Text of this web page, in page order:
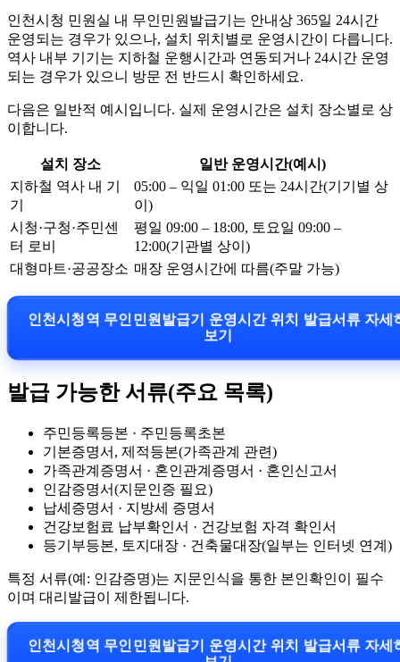
인천시청 민원실 내 무인민원발급기는 안내상 365일 24시간
운영되는 경우가 있으나, 설치 위치별로 운영시간이 다릅니다.
역사 내부 기기는 지하철 운행시간과 연동되거나 24시간 운영
되는 경우가 있으니 방문 전 반드시 확인하세요.
다음은 일반적 예시입니다. 실제 운영시간은 설치 장소별로 상
이합니다.
설치 장소
일반 운영시간(예시)
지하철 역사 내 기
기
05:00 – 익일 01:00 또는 24시간(기기별 상
이)
시청·구청·주민센
터 로비
평일 09:00 – 18:00, 토요일 09:00 –
12:00(기관별 상이)
대형마트·공공장소 매장 운영시간에 따름(주말 가능)
인천시청역 무인민원발급기 운영시간 위치 발급서류 자
보기
발급 가능한 서류(주요 목록)
주민등록등본 · 주민등록초본
기본증명서, 제적등본(가족관계 관련)
가족관계증명서 · 혼인관계증명서 · 혼인신고서
인감증명서(지문인증 필요)
납세증명서 · 지방세 증명서
건강보험료 납부확인서 · 건강보험 자격 확인서
등기부등본, 토지대장 · 건축물대장(일부는 인터넷 연계)
특정 서류(예: 인감증명)는 지문인식을 통한 본인확인이 필수
이며 대리발급이 제한됩니다.
인천시청역 무인민원발급기 운영시간 위치 발급서류 자